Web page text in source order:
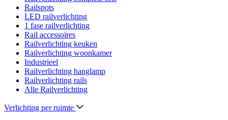
Railspots
LED railverlichting
1 fase railverlichting
Rail accessoires
Railverlichting keuken
Railverlichting woonkamer
Industrieel
Railverlichting hanglamp
Railverlichting rails
Alle Railverlichting
Verlichting per ruimte